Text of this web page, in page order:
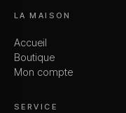
LA MAISON
Accueil
Boutique
Mon compte
SERVICE